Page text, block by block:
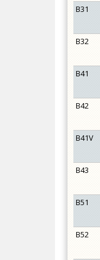
B31
B32
B41
B42
B41V
B43
B51
B52